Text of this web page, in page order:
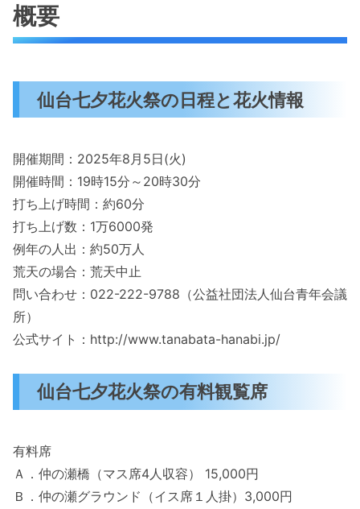
概要
仙台七夕花火祭の日程と花火情報
開催期間：2025年8月5日(火)
開催時間：19時15分～20時30分
打ち上げ時間：約60分
打ち上げ数：1万6000発
例年の人出：約50万人
荒天の場合：荒天中止
問い合わせ：022-222-9788（公益社団法人仙台青年会議
所）
公式サイト：http://www.tanabata-hanabi.jp/
仙台七夕花火祭の有料観覧席
有料席
Ａ．仲の瀬橋（マス席4人収容） 15,000円
Ｂ．仲の瀬グラウンド（イス席１人掛）3,000円